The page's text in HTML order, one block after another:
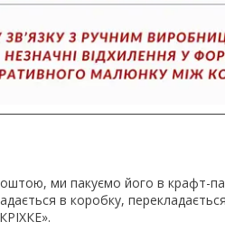
ми пакуємо його в крафт-
в коробку,